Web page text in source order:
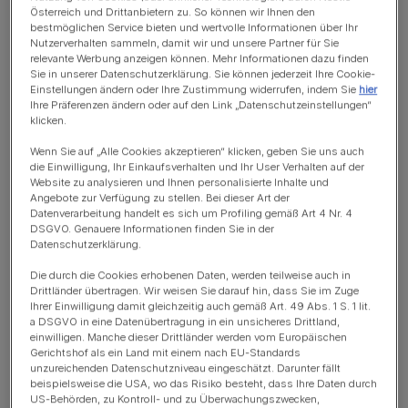
So wiegt man eine Katze
So hilft man Katzen beim Abnehmen
Kalorienreduziertes Futter
Wie du erkennst, ob dein
Stubentiger eine Diät braucht
Es kann schwierig sein, festzustellen, ob deine Katze
übergewichtig ist, insbesondere wenn sie langhaarig ist.
Einige Katzen sind auch von Natur aus stämmiger als
andere, je nach Rasse. Trotzdem dauert die
Österreich und Drittanbietern zu. So können wir Ihnen den
bestmöglichen Service bieten und wertvolle Informationen über Ihr
Nutzerverhalten sammeln, damit wir und unsere Partner für Sie
relevante Werbung anzeigen können. Mehr Informationen dazu finden
Sie in unserer Datenschutzerklärung. Sie können jederzeit Ihre Cookie-
Einstellungen ändern oder Ihre Zustimmung widerrufen, indem Sie hier
Ihre Präferenzen ändern oder auf den Link „Datenschutzeinstellungen“
klicken.
Wenn Sie auf „Alle Cookies akzeptieren“ klicken, geben Sie uns auch
die Einwilligung, Ihr Einkaufsverhalten und Ihr User Verhalten auf der
Website zu analysieren und Ihnen personalisierte Inhalte und
Angebote zur Verfügung zu stellen. Bei dieser Art der
Datenverarbeitung handelt es sich um Profiling gemäß Art 4 Nr. 4
DSGVO. Genauere Informationen finden Sie in der
Datenschutzerklärung.
Die durch die Cookies erhobenen Daten, werden teilweise auch in
Drittländer übertragen. Wir weisen Sie darauf hin, dass Sie im Zuge
Ihrer Einwilligung damit gleichzeitig auch gemäß Art. 49 Abs. 1 S. 1 lit.
a DSGVO in eine Datenübertragung in ein unsicheres Drittland,
einwilligen. Manche dieser Drittländer werden vom Europäischen
Gerichtshof als ein Land mit einem nach EU-Standards
unzureichenden Datenschutzniveau eingeschätzt. Darunter fällt
beispielsweise die USA, wo das Risiko besteht, dass Ihre Daten durch
US-Behörden, zu Kontroll- und zu Überwachungszwecken,